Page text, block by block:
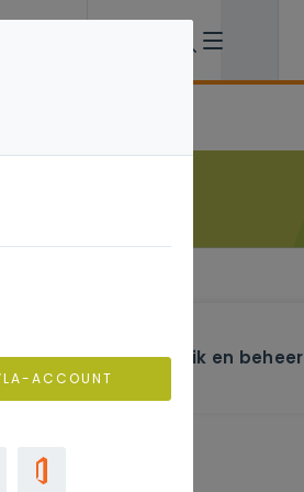
Gebruik en beheer
ACCOUNT